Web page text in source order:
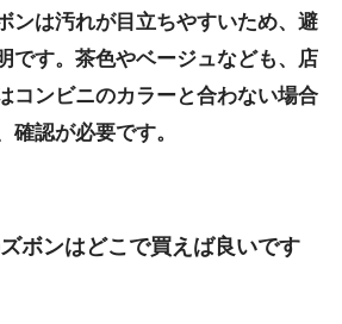
ンは汚れが目立ちやすいため、避
です。茶色やベージュなども、店
コンビニのカラーと合わない場合
確認が必要です。
ボンはどこで買えば良いです